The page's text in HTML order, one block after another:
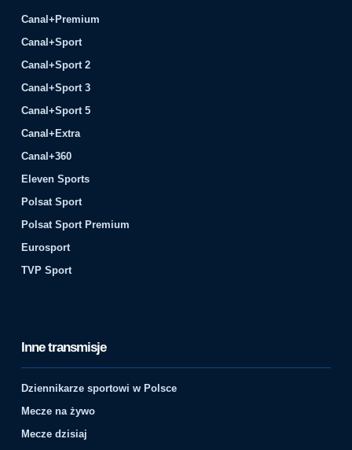
Canal+Premium
Canal+Sport
Canal+Sport 2
Canal+Sport 3
Canal+Sport 5
Canal+Extra
Canal+360
Eleven Sports
Polsat Sport
Polsat Sport Premium
Eurosport
TVP Sport
Inne transmisje
Dziennikarze sportowi w Polsce
Mecze na żywo
Mecze dzisiaj